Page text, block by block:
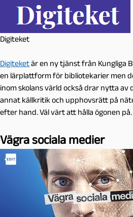
Digiteket
Digiteketär en ny tjänst från Kungliga
en lärplattform för bibliotekarier men
inom skolans värld också drar nytta av
annat källkritik och upphovsrätt på
efter hand. Väl värt att hålla ögonen på.
Vägra sociala medier